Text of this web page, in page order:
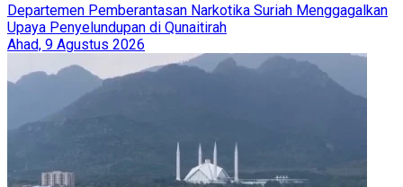
Departemen Pemberantasan Narkotika Suriah Menggagalkan
Upaya Penyelundupan di Qunaitirah
Ahad, 9 Agustus 2026